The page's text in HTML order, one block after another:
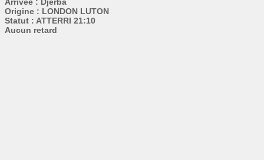
Origine : LONDON LUTON
Statut : ATTERRI 21:10
Aucun retard